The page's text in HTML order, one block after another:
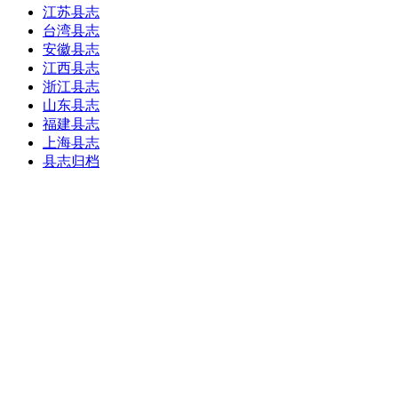
江苏县志
台湾县志
安徽县志
江西县志
浙江县志
山东县志
福建县志
上海县志
县志归档